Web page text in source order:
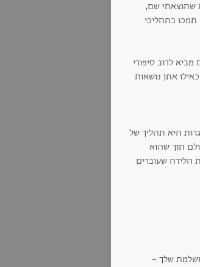
שהוצאתי שם,
בתהליכי
לרוב סיפורי
אתן נושאות
היא תהליך של
תוך שהוא
הלידה שעוברים
שלך -